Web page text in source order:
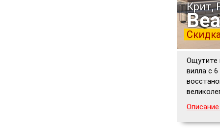
Крит,
Ощутите
вилла с